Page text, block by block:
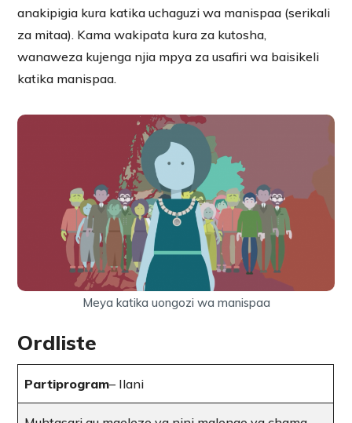
anakipigia kura katika uchaguzi wa manispaa (serikali
za mitaa). Kama wakipata kura za kutosha,
wanaweza kujenga njia mpya za usafiri wa baisikeli
katika manispaa.
Meya katika uongozi wa manispaa
Ordliste
Partiprogram– Ilani